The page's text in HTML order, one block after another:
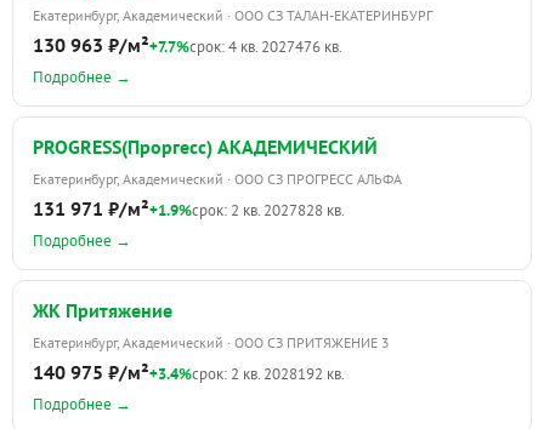
Екатеринбург, Академический · ООО СЗ ТАЛАН-ЕКАТЕРИНБУРГ
130 963 ₽/м²+7.7%срок: 4 кв. 2027476 кв.
Подробнее →
PROGRESS(Проргесс) АКАДЕМИЧЕСКИЙ
Екатеринбург, Академический · ООО СЗ ПРОГРЕСС АЛЬФА
131 971 ₽/м²+1.9%срок: 2 кв. 2027828 кв.
Подробнее →
ЖК Притяжение
Екатеринбург, Академический · ООО СЗ ПРИТЯЖЕНИЕ 3
140 975 ₽/м²+3.4%срок: 2 кв. 2028192 кв.
Подробнее →